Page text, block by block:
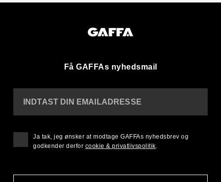
Få GAFFAs nyhedsmail
INDTAST DIN EMAILADRESSE
Ja tak, jeg ønsker at modtage GAFFAs nyhedsbrev og
godkender derfor cookie & privatlivspolitik